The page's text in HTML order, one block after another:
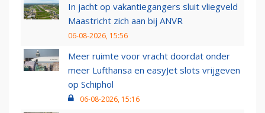
In jacht op vakantiegangers sluit vliegveld
Maastricht zich aan bij ANVR
06-08-2026, 15:56
Meer ruimte voor vracht doordat onder
meer Lufthansa en easyJet slots vrijgeven
op Schiphol
06-08-2026, 15:16